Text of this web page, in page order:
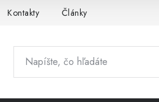
Kontakty Články